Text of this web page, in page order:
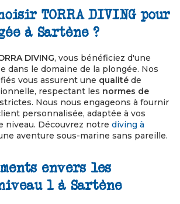
TORRA DIVING pour
à Sartène ?
DIVING, vous bénéficiez d'une
dans le domaine de la plongée. Nos
vous assurent une qualité de
respectant les normes de
Nous nous engageons à fournir
personnalisée, adaptée à vos
niveau. Découvrez notre diving à
aventure sous-marine sans pareille.
envers les
1 à Sartène